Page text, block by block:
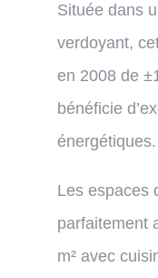
Située dans
verdoyant,
en 2008 de
bénéficie
énergétiques.
Les espaces
parfaitement
m² avec